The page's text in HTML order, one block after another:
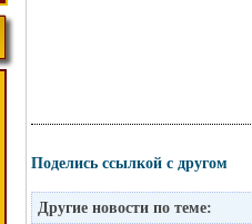
Поделись ссылкой с другом
Другие новости по теме: